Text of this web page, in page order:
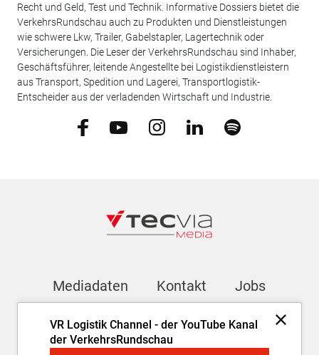
VR Logistik Channel - der YouTube Kanal
der VerkehrsRundschau
Recht und Geld, Test und Technik. Informative Dossiers bietet die
VerkehrsRundschau auch zu Produkten und Dienstleistungen
wie schwere Lkw, Trailer, Gabelstapler, Lagertechnik oder
Versicherungen. Die Leser der VerkehrsRundschau sind Inhaber,
Geschäftsführer, leitende Angestellte bei Logistikdienstleistern
aus Transport, Spedition und Lagerei, Transportlogistik-
Entscheider aus der verladenden Wirtschaft und Industrie.
Mediadaten Kontakt Jobs
Newsletter